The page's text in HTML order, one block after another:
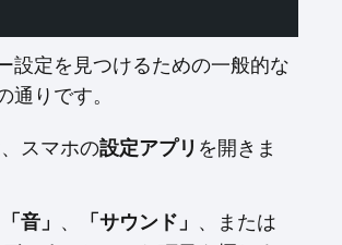
設定を見つけるための一般的な
通りです。
スマホの設定アプリ を開きま
「音」 、 「サウンド」 、または